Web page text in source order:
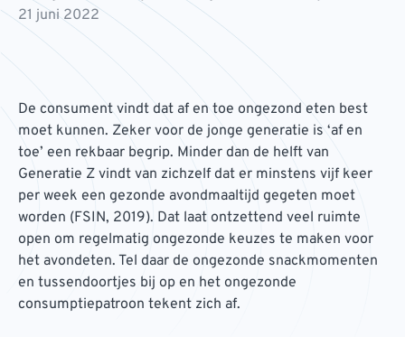
21 juni 2022
De consument vindt dat af en toe ongezond eten best
moet kunnen. Zeker voor de jonge generatie is ‘af en
toe’ een rekbaar begrip. Minder dan de helft van
Generatie Z vindt van zichzelf dat er minstens vijf keer
per week een gezonde avondmaaltijd gegeten moet
worden (FSIN, 2019). Dat laat ontzettend veel ruimte
open om regelmatig ongezonde keuzes te maken voor
het avondeten. Tel daar de ongezonde snackmomenten
en tussendoortjes bij op en het ongezonde
consumptiepatroon tekent zich af.